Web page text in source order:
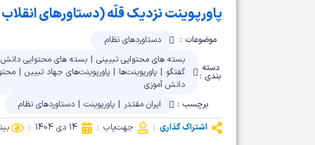
پاورپوینت نزدیک قلّه (دستاورهای
موضوعات : دستاوردهای نظام
دسته
بندی :
بسته های محتوایی تبیینی| بسته های محتوایی دانش
گفتگو | پاورپوینت‌ها | پاورپوینت‌های جهاد تبیین|
دانش آموزی
برچسب :
ایران مقتدر | پاورپوینت| دستاوردهای نظام
اشتراک گذاری
جهت‌یاب 14 دی 1404